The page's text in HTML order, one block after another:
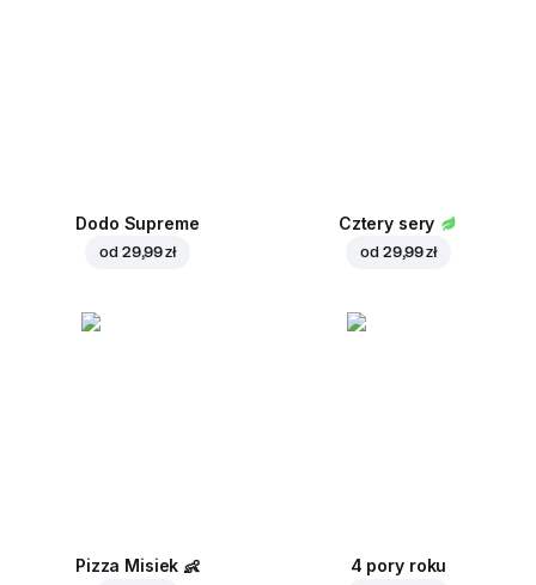
Dodo Supreme
od 29,99 zł
Cztery sery
od 29,99 zł
Pizza Misiek 👶 4 pory roku